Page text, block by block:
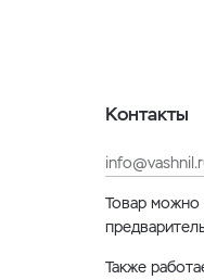
Контакты
Товар можно
Также